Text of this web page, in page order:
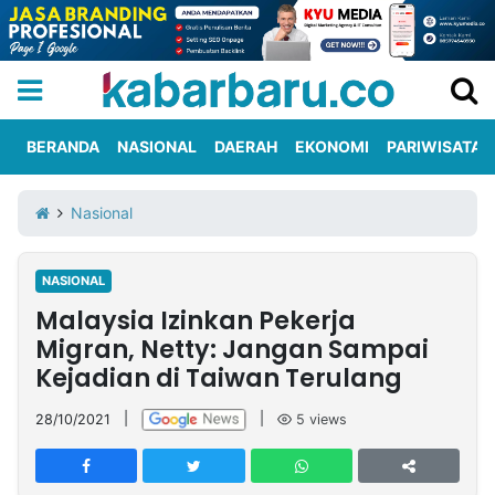
Iklan
Berita
Kami
Nasional
International
Olahraga
Entertainment
Daerah
Pariwisata
Kuliner
Kolom
Network
PT
TREETAN
BERANDA NASIONAL DAERAH EKONOMI PARIWISATA
Nasional
NASIONAL
Malaysia Izinkan Pekerja
Migran, Netty: Jangan Sampai
Kejadian di Taiwan Terulang
28/10/2021 5 views